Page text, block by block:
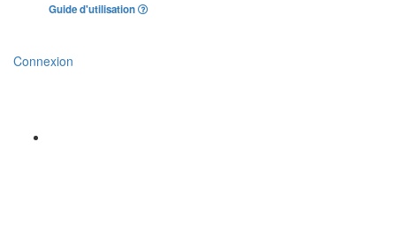
Guide d'utilisation
Connexion